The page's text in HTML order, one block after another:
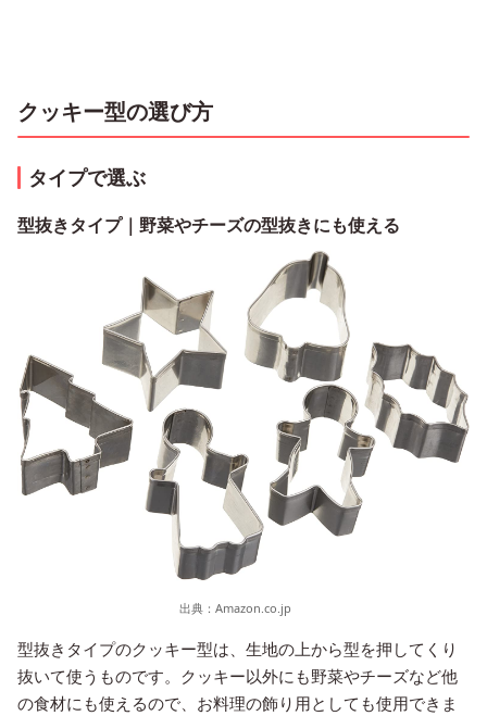
クッキー型の選び方
タイプで選ぶ
型抜きタイプ｜野菜やチーズの型抜きにも使える
出典： Amazon.co.jp
型抜きタイプのクッキー型は、生地の上から型を押してくり
抜いて使うものです。クッキー以外にも野菜やチーズなど他
の食材にも使えるので、お料理の飾り用としても使用できま